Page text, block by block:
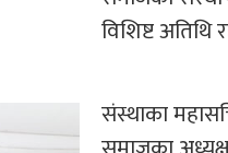
विशिष्ट अतिथि
संस्थाका